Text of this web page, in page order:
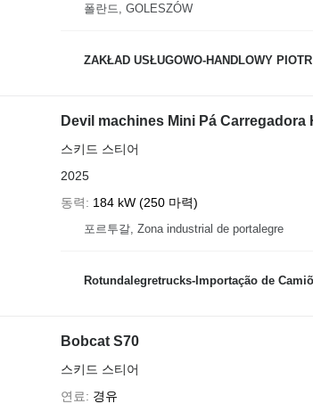
폴란드, GOLESZÓW
ZAKŁAD USŁUGOWO-HANDLOWY
Devil machines Mini Pá Carregadora
스키드 스티어
2025
동력
184 kW (250 마력)
포르투갈, Zona industrial de portalegre
Rotundalegretrucks-Importação de
Bobcat S70
스키드 스티어
연료
경유